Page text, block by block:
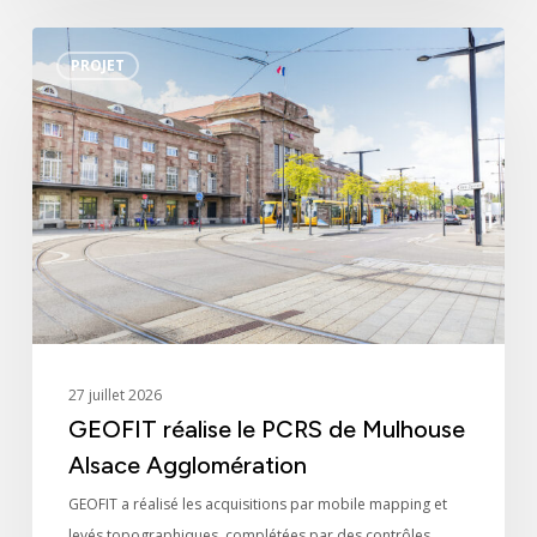
PROJET
GEOFIT
réalise
le
PCRS
de
Mulhouse
Alsace
Agglomération
27 juillet 2026
GEOFIT réalise le PCRS de Mulhouse
Alsace Agglomération
GEOFIT a réalisé les acquisitions par mobile mapping et
Engagements
Actualités
Nous rejoindre
Domaines d’activité
Savoir-faire
Références
Innovation